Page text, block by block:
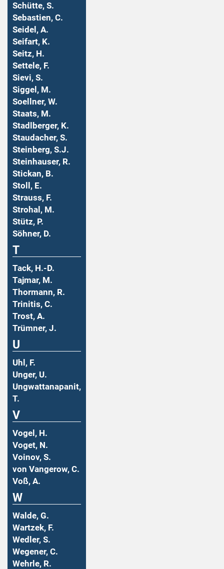
Schütte, S.
Sebastien, C.
Seidel, A.
Seifart, K.
Seitz, H.
Settele, F.
Sievi, S.
Siggel, M.
Soellner, W.
Staats, M.
Stadlberger, K.
Staudacher, S.
Steinberg, S.J.
Steinhauser, R.
Stickan, B.
Stoll, E.
Strauss, F.
Strohal, M.
Stütz, P.
Söhner, D.
T
Tack, H.-D.
Tajmar, M.
Thormann, R.
Trinitis, C.
Trost, A.
Trümner, J.
U
Uhl, F.
Unger, U.
Ungwattanapanit,
T.
V
Vogel, H.
Voget, N.
Voinov, S.
von Vangerow, C.
Voß, A.
W
Walde, G.
Wartzek, F.
Wedler, S.
Wegener, C.
Wehrle, R.